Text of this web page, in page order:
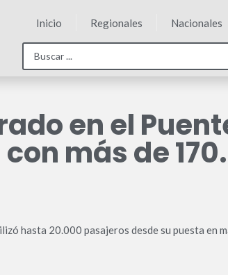
Inicio Regionales Nacionales
en el
más de
hasta 20.000 pasajeros desde su puesta en